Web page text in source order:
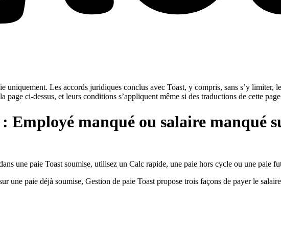
uniquement. Les accords juridiques conclus avec Toast, y compris, sans s’y
page ci-dessus, et leurs conditions s’appliquent même si des traductions de cette
Employé manqué ou salaire manqué
une paie Toast soumise, utilisez un Calc rapide, une paie hors cycle ou une paie
une paie déjà soumise, Gestion de paie Toast propose trois façons de payer le